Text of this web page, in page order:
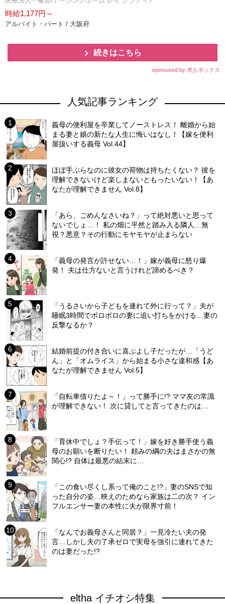
時給1,177円～
アルバイト・パート / 大阪府
続きはこちら
sponsored by 求人ボックス
人気記事ランキング
義母の便利屋を卒業してノーストレス！ 離婚から始
まる妻と娘の新たな人生に悔いはなし！【嫁を便利
屋扱いする義母 Vol.44】
ほぼ手ぶらなのに彼女の荷物は持ちたくない？ 彼を
理解できないけど楽しまないともったいない！【あ
なたが理解できません Vol.8】
「あら、ごめんなさいね？」って絶対悪いと思って
ないでしょ…！ 私の畑に平然と踏み入る隣人…無
視？悪意？その行動にモヤモヤが止まらない
「義母の発言が許せない…！」嫁が義母に怒り爆
発！ 夫は仕方ないと言うけれど諦めるべき？
「うるさいから子どもを連れて外に行って？」夫が
睡眠3時間でボロボロの妻に追い打ちをかける…妻の
反撃なるか？
結婚前提の付き合いに喜ぶよし子だったが…「うど
ん」と「オムライス」から始まる小さな違和感【あ
なたが理解できません Vol.5】
「自転車借りたよ～！」って勝手に!? ママ友の常識
が理解できない！ 次に貸してと言ってきたのは…
「育休中でしょ？手伝って！」嫁を好き勝手使う義
母のお願いを断りたい！ 頼みの綱の夫はまさかの無
関心!? 自体は最悪の結末に…
「この食い尽くし系って俺のこと!?」妻のSNSで知
った自分の姿…映えのためなら家族は二の次？ イン
フルエンサー妻の本性に夫が限界寸前！
「なんでお義母さんと同居？」一見冷たい夫の発
言…しかし夫の了承ゼロで実母を強引に連れてきた
のは妻だった!?
eltha イチオシ特集